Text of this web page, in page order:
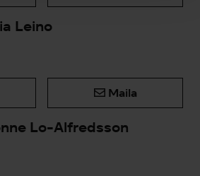
Leino
Maila
Lo-Alfredsson